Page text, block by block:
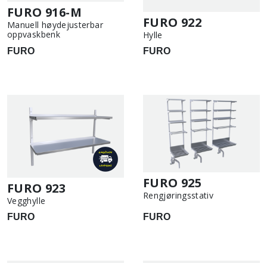
FURO 916-M
Manuell høydejusterbar
oppvaskbenk
FURO
FURO 922
Hylle
FURO
FURO 923
Vegghylle
FURO
FURO 925
Rengjøringsstativ
FURO